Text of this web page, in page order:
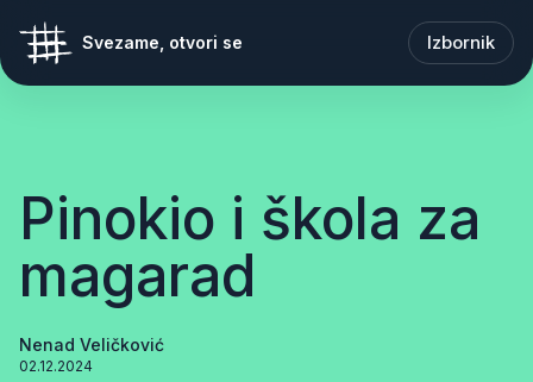
Svezame, otvori se Izbornik
Pinokio i škola za
magarad
Nenad Veličković
02.12.2024